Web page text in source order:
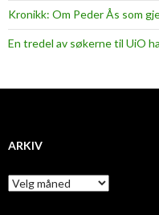
Kronikk: Om Peder Ås som
En tredel av søkerne til UiO
ARKIV
A
r